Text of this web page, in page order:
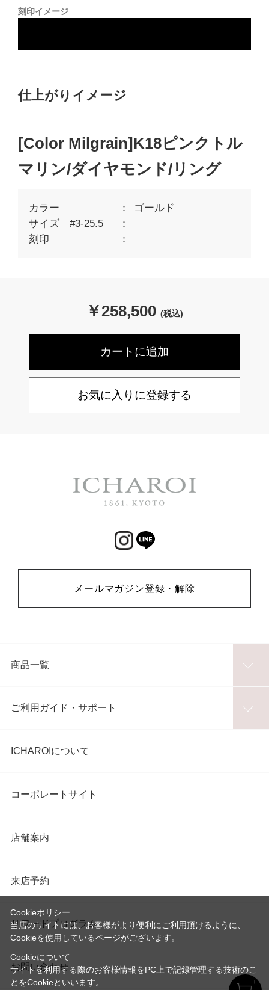
刻印イメージ
仕上がりイメージ
[Color Milgrain]K18ピンクトル
マリン/ダイヤモンド/リング
カラー
ゴールド
サイズ #3-25.5
刻印
￥258,500 (税込)
お気に入りに登録する
メールマガジン登録・解除
商品一覧
ご利用ガイド・サポート
ICHAROIについて
コーポレートサイト
店舗案内
来店予約
リワードプログラム
お問い合わせ
Cookieポリシー
当店のサイトには、お客様がより便利にご利用頂けるように、
Cookieを使用しているページがございます。
Cookieについて
サイトを利用する際のお客様情報をPC上で記録管理する技術のこ
とをCookieといいます。